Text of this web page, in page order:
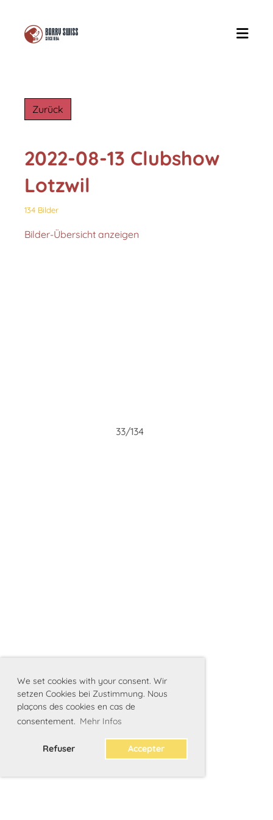
We set cookies with your consent. Wir
setzen Cookies bei Zustimmung. Nous
plaçons des cookies en cas de
consentement. Mehr Infos
Refuser Accepter
Zurück
2022-08-13 Clubshow
Lotzwil
134 Bilder
Bilder-Übersicht anzeigen